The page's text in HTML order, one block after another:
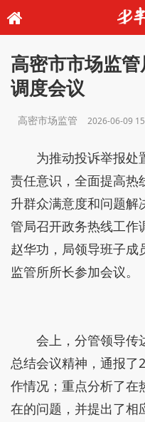
高密市市场监
调度会议
高密市场监管 2026-06-09
为推动投诉举报处
责任意识，全面提高热
升群众满意度和问题解
管局召开政务热线工作
赵华功，局领导班子成
监管所所长参加会议。
会上，分管领导传
总结会议精神，通报了
作情况；重点分析了在
在的问题，并提出了相